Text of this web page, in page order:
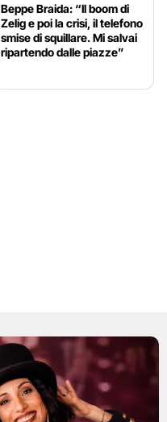
Beppe Braida: “Il boom di
Zelig e poi la crisi, il telefono
smise di squillare. Mi salvai
ripartendo dalle piazze”